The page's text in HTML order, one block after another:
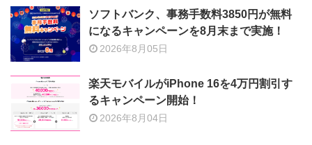
ソフトバンク、事務手数料3850円が無料
になるキャンペーンを8月末まで実施！
2026年8月05日
楽天モバイルがiPhone 16を4万円割引す
るキャンペーン開始！
2026年8月04日